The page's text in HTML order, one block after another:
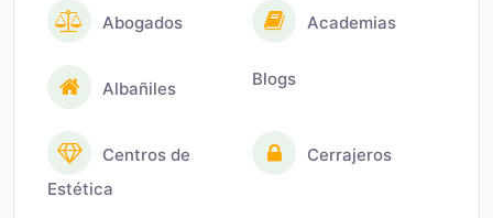
Abogados Academias
Albañiles Blogs
Centros de
Estética
Cerrajeros